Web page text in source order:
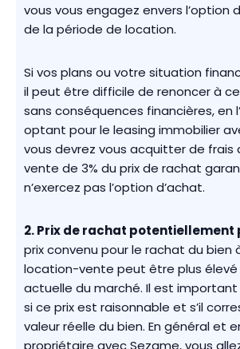
vous vous engagez envers l’option
de la période de location.
Si vos plans ou votre situation
il peut être difficile de renoncer à
sans conséquences financières, en
optant pour le leasing immobilier
vous devrez vous acquitter de frais
vente de 3% du prix de rachat
n’exercez pas l’option d’achat.
2.Prix de rachat potentiellement
prix convenu pour le rachat du bien
location-vente peut être plus élevé
actuelle du marché. Il est
si ce prix est raisonnable et s’il
valeur réelle du bien. En général et
propriétaire avec Sezame, vous